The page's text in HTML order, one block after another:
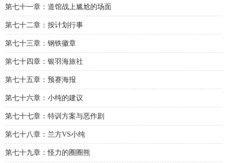
第七十一章：道馆战上尴尬的场面
第七十二章：按计划行事
第七十三章：钢铁徽章
第七十四章：银羽海旅社
第七十五章：预赛海报
第七十六章：小纯的建议
第七十七章：特训方案与恶作剧
第七十八章：兰方VS小纯
第七十九章：怪力的圈圈熊